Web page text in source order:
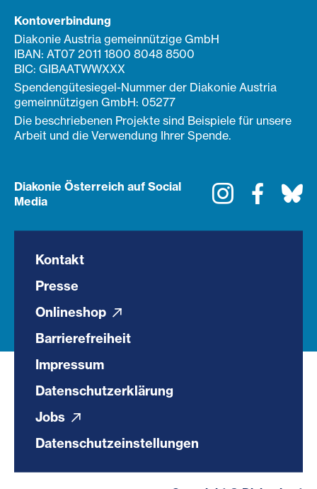
Kontoverbindung
Diakonie Austria gemeinnützige GmbH
IBAN: AT07 2011 1800 8048 8500
BIC: GIBAATWWXXX
Spendengütesiegel-Nummer der Diakonie Austria
gemeinnützigen GmbH: 05277
Die beschriebenen Projekte sind Beispiele für unsere
Arbeit und die Verwendung Ihrer Spende.
Diakonie Österreich auf Social
Media
Instagram
Kontakt
Presse
Onlineshop
Barrierefreiheit
Impressum
Datenschutzerklärung
Jobs
Datenschutzeinstellungen